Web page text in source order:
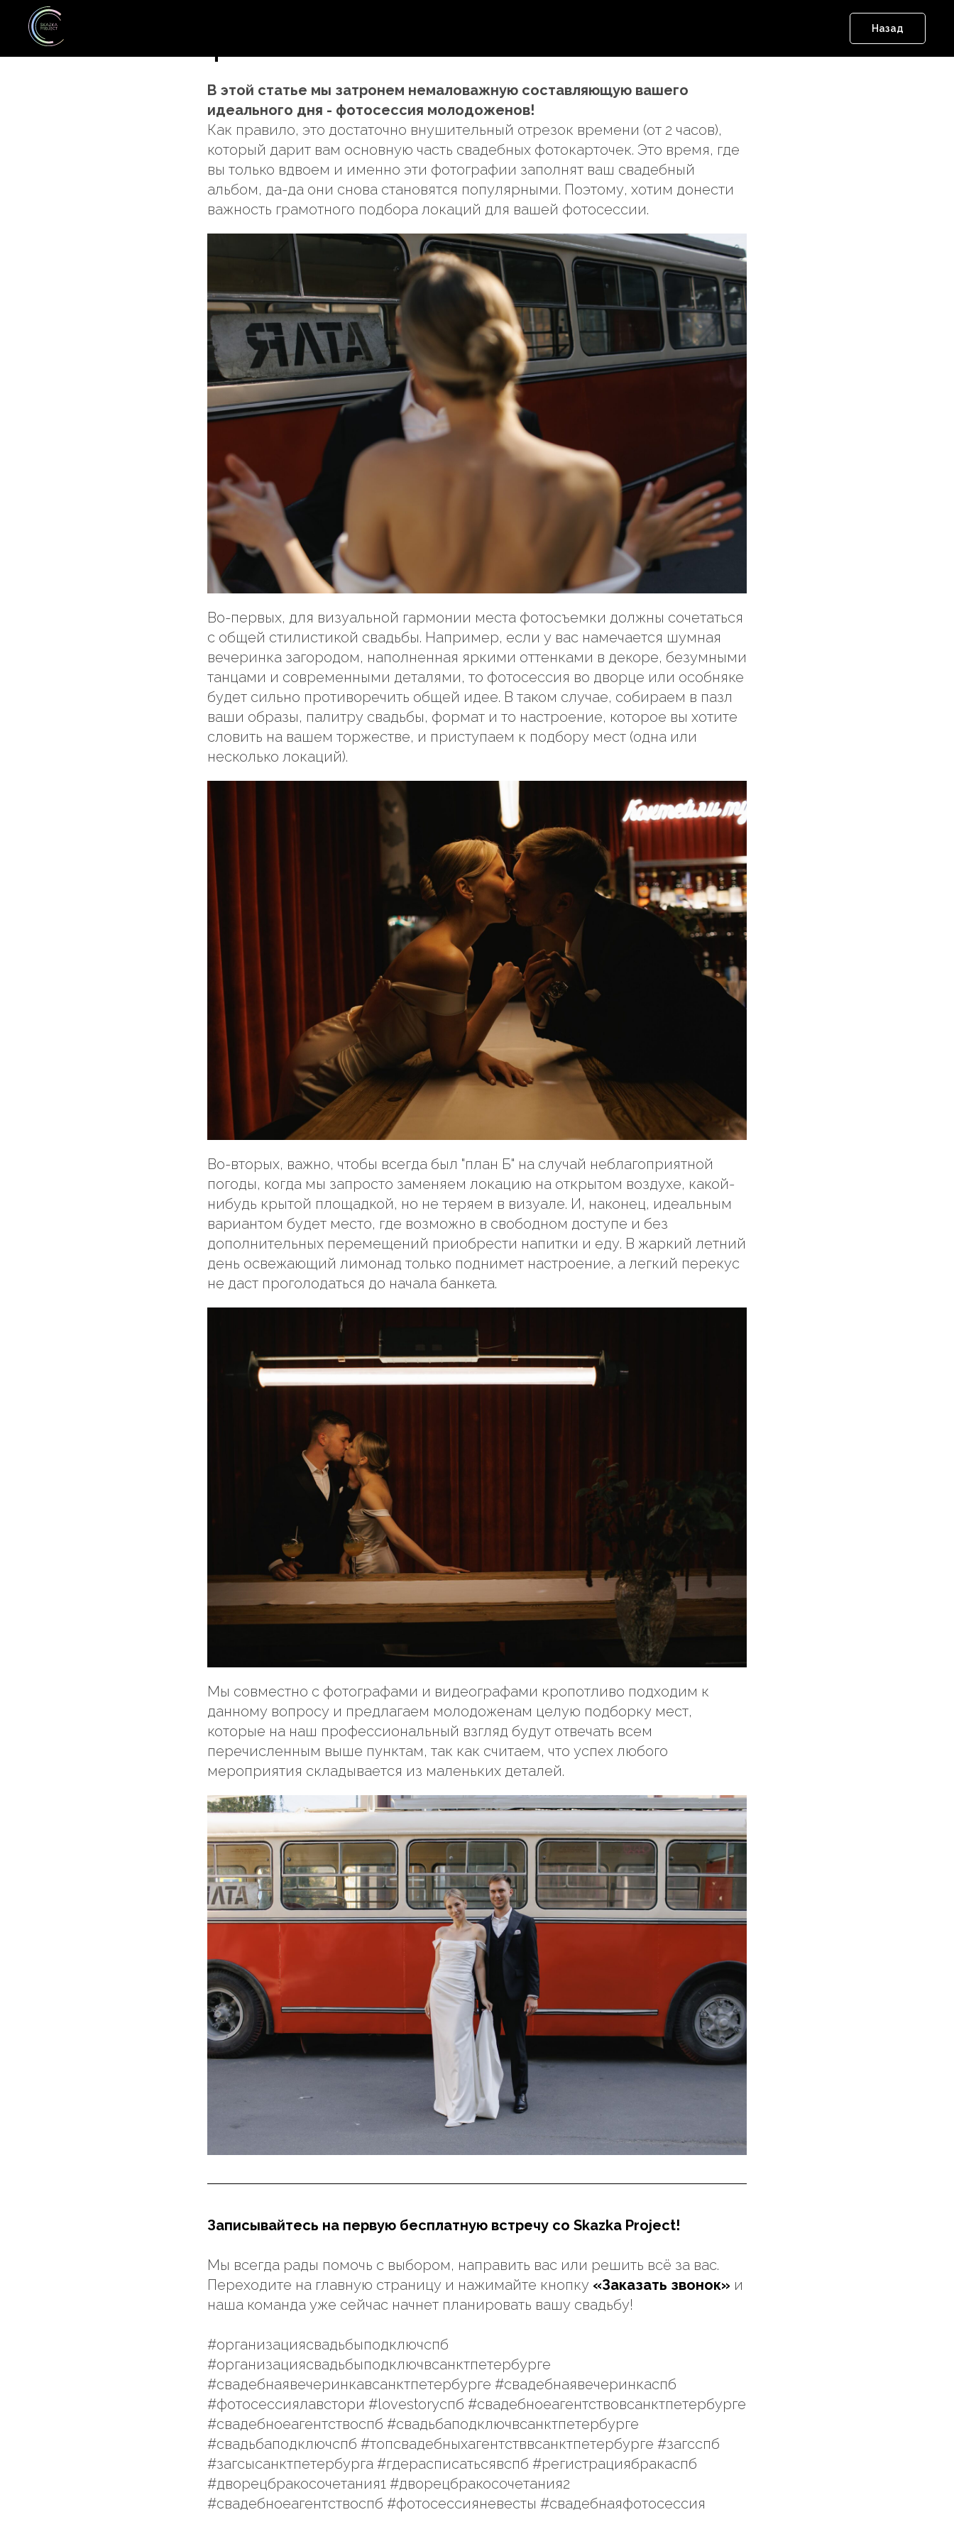
Назад
В этой статье мы затронем немаловажную составляющую вашего
идеального дня - фотосессия молодоженов!
Как правило, это достаточно внушительный отрезок времени (от 2 часов),
который дарит вам основную часть свадебных фотокарточек. Это время, где
вы только вдвоем и именно эти фотографии заполнят ваш свадебный
альбом, да-да они снова становятся популярными. Поэтому, хотим донести
важность грамотного подбора локаций для вашей фотосессии.
Во-первых, для визуальной гармонии места фотосъемки должны сочетаться
с общей стилистикой свадьбы. Например, если у вас намечается шумная
вечеринка загородом, наполненная яркими оттенками в декоре, безумными
танцами и современными деталями, то фотосессия во дворце или особняке
будет сильно противоречить общей идее. В таком случае, собираем в пазл
ваши образы, палитру свадьбы, формат и то настроение, которое вы хотите
словить на вашем торжестве, и приступаем к подбору мест (одна или
несколько локаций).
Во-вторых, важно, чтобы всегда был "план Б" на случай неблагоприятной
погоды, когда мы запросто заменяем локацию на открытом воздухе, какой-
нибудь крытой площадкой, но не теряем в визуале. И, наконец, идеальным
вариантом будет место, где возможно в свободном доступе и без
дополнительных перемещений приобрести напитки и еду. В жаркий летний
день освежающий лимонад только поднимет настроение, а легкий перекус
не даст проголодаться до начала банкета.
Мы совместно с фотографами и видеографами кропотливо подходим к
данному вопросу и предлагаем молодоженам целую подборку мест,
которые на наш профессиональный взгляд будут отвечать всем
перечисленным выше пунктам, так как считаем, что успех любого
мероприятия складывается из маленьких деталей.
Записывайтесь на первую бесплатную встречу со Skazka Project!
Мы всегда рады помочь с выбором, направить вас или решить всё за вас.
Переходите на главную страницу и нажимайте кнопку «Заказать звонок» и
наша команда уже сейчас начнет планировать вашу свадьбу!
#организациясвадьбыподключспб
#организациясвадьбыподключвсанктпетербурге
#свадебнаявечеринкавсанктпетербурге #свадебнаявечеринкаспб
#фотосессиялавстори #lovestoryспб #свадебноеагентствовсанктпетербурге
#свадебноеагентствоспб #свадьбаподключвсанктпетербурге
#свадьбаподключспб #топсвадебныхагентстввсанктпетербурге #загсспб
#загсысанктпетербурга #гдерасписатьсявспб #регистрациябракаспб
#дворецбракосочетания1 #дворецбракосочетания2
#свадебноеагентствоспб #фотосессияневесты #свадебнаяфотосессия